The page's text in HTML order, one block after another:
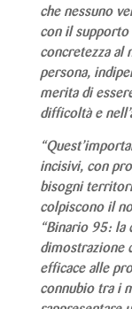
che nessuno
con il supporto
concretezza al
persona,
merita di
difficoltà e
incisivi, con
bisogni
colpiscono il
“Binario 95: la
dimostrazione
efficace alle
connubio tra i